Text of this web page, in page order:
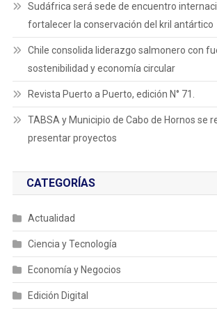
Sudáfrica será sede de encuentro
fortalecer la conservación del kril antártico
Chile consolida liderazgo salmonero con
sostenibilidad y economía circular
Revista Puerto a Puerto, edición N° 71.
TABSA y Municipio de Cabo de Hornos se
presentar proyectos
CATEGORÍAS
Actualidad
Ciencia y Tecnología
Economía y Negocios
Edición Digital